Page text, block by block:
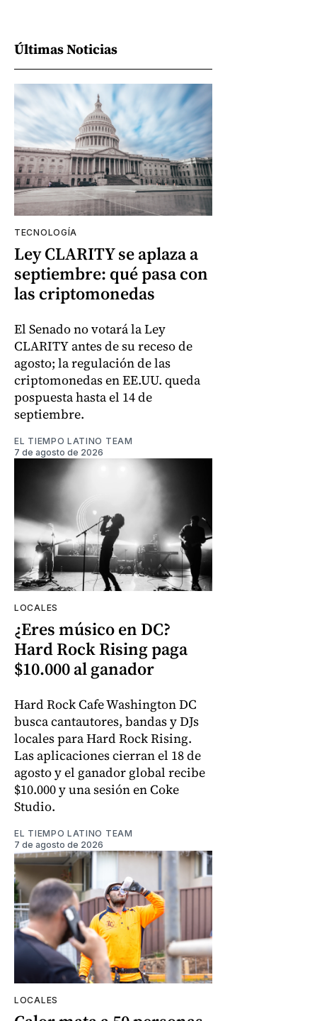
Últimas Noticias
TECNOLOGÍA
Ley CLARITY se aplaza a
septiembre: qué pasa con
las criptomonedas
El Senado no votará la Ley
CLARITY antes de su receso de
agosto; la regulación de las
criptomonedas en EE.UU. queda
pospuesta hasta el 14 de
septiembre.
EL TIEMPO LATINO TEAM
7 de agosto de 2026
LOCALES
¿Eres músico en DC?
Hard Rock Rising paga
$10.000 al ganador
Hard Rock Cafe Washington DC
busca cantautores, bandas y DJs
locales para Hard Rock Rising.
Las aplicaciones cierran el 18 de
agosto y el ganador global recibe
$10.000 y una sesión en Coke
Studio.
EL TIEMPO LATINO TEAM
7 de agosto de 2026
LOCALES